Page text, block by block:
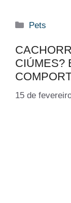
Categorias
Pets
CIÚMES?
15 de